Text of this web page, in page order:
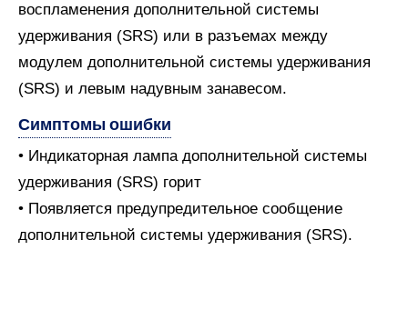
воспламенения дополнительной системы
удерживания (SRS) или в разъемах между
модулем дополнительной системы удерживания
(SRS) и левым надувным занавесом.
Симптомы ошибки
• Индикаторная лампа дополнительной системы
удерживания (SRS) горит
• Появляется предупредительное сообщение
дополнительной системы удерживания (SRS).